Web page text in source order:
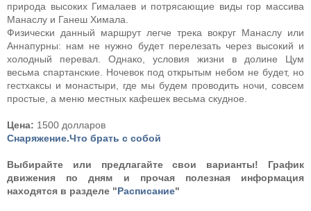
природа высоких Гималаев и потрясающие виды гор массива
Манаслу и Ганеш Химала.
Физически данный маршрут легче трека вокруг Манаслу или
Аннапурны: нам не нужно будет перелезать через высокий и
холодный перевал. Однако, условия жизни в долине Цум
весьма спартанские. Ночевок под открытым небом не будет, но
гестхаксы и монастыри, где мы будем проводить ночи, совсем
простые, а меню местных кафешек весьма скудное.
Цена: 1500 долларов
Снаряжение.Что брать с собой
Выбирайте или предлагайте свои варианты!
График
движения по дням и прочая полезная информация
находятся в разделе "Расписание"